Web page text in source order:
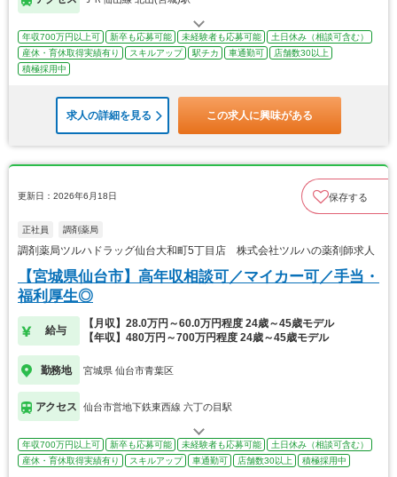
年収700万円以上可 新卒も応募可能 未経験者も応募可能
土日休み（相談可含む）
産休・育休取得実績有り
スキルアップ 駅チカ 車通勤可
店舗数30以上
積極採用中
求人の詳細を見る この求人に興味がある
更新日：2026年6月18日 保存する
正社員 調剤薬局
調剤薬局ツルハドラッグ仙台大和町5丁目店 株式会社ツルハの薬剤師求人
【宮城県仙台市】高年収相談可／マイカー可／手当・
福利厚生◎
給与
【月収】28.0万円～60.0万円程度 24歳～45歳モデル
【年収】480万円～700万円程度 24歳～45歳モデル
勤務地 宮城県 仙台市青葉区
アクセス 仙台市営地下鉄東西線 六丁の目駅
年収700万円以上可 新卒も応募可能 未経験者も応募可能
土日休み（相談可含む）
産休・育休取得実績有り
スキルアップ 車通勤可 店舗数30以上 積極採用中